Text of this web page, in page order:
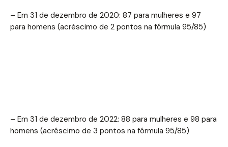
– Em 31 de dezembro de 2020: 87 para mulheres e 97
para homens (acréscimo de 2 pontos na fórmula 95/85)
– Em 31 de dezembro de 2022: 88 para mulheres e 98 para
homens (acréscimo de 3 pontos na fórmula 95/85)